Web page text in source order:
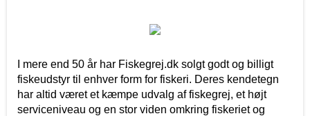
I mere end 50 år har Fiskegrej.dk solgt godt og billigt
fiskeudstyr til enhver form for fiskeri. Deres kendetegn
har altid været et kæmpe udvalg af fiskegrej, et højt
serviceniveau og en stor viden omkring fiskeriet og